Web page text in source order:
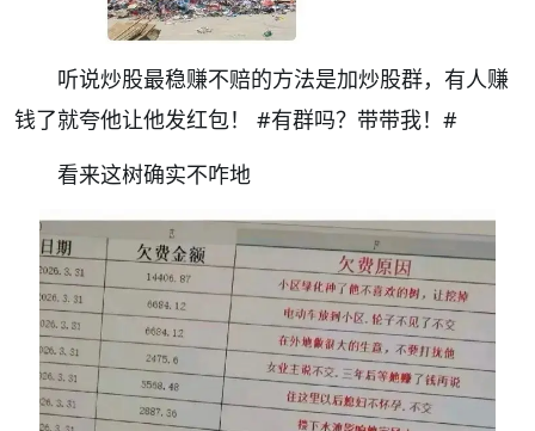
听说炒股最稳赚不赔的方法是加炒股群，有人赚
钱了就夸他让他发红包！ #有群吗？带带我！#
看来这树确实不咋地